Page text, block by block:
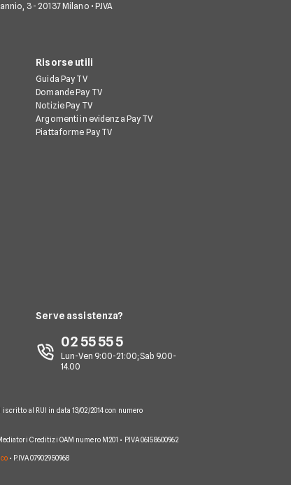
3 - 20137 Milano • P.IVA
Risorse utili
Guida Pay TV
Domande Pay TV
Notizie Pay TV
Argomenti in evidenza Pay TV
Piattaforme Pay TV
Serve assistenza?
02 55 55 5
Lun-Ven 9:00-21:00; Sab 9.00-
14.00
al RUI in data 13/02/2014 con numero
Creditizi OAM numero M201 • P.IVA 06158600962
• P.IVA 07902950968